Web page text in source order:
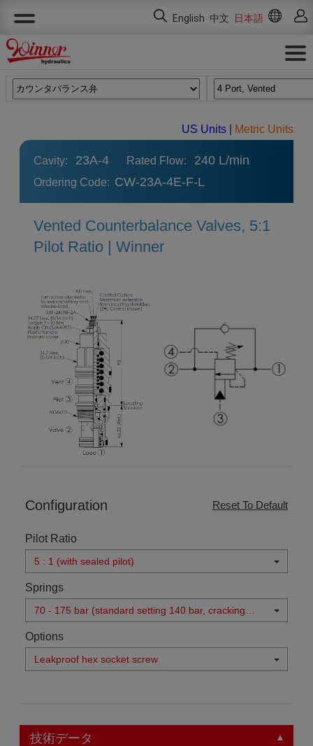
English 中文 日本語
US Units Metric Units
Cavity: 23A-4 Rated Flow: 240 L/min
Ordering Code: CW-23A-4E-F-L
Vented Counterbalance Valves, 5:1
Pilot Ratio | Winner
Configuration Reset To Default
Pilot Ratio
5 : 1 (with sealed pilot)
Springs
70 - 175 bar (standard setting 140 bar, cracking
pressure 1.7 bar)
Options
Leakproof hex socket screw
技術データ